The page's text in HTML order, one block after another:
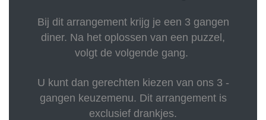
Bij dit arrangement krijg je een 3 gangen
diner. Na het oplossen van een puzzel,
volgt de volgende gang.
U kunt dan gerechten kiezen van ons 3 -
gangen keuzemenu. Dit arrangement is
exclusief drankjes.